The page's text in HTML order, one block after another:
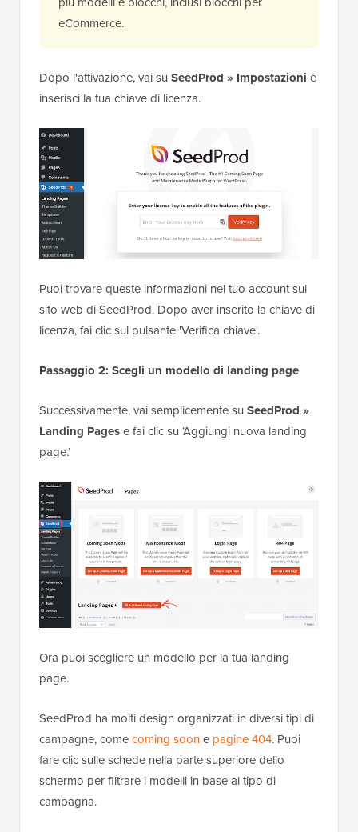
eCommerce.
Dopo l'attivazione, vai su SeedProd » Impostazioni e
inserisci la tua chiave di licenza.
Puoi trovare queste informazioni nel tuo account sul
sito web di SeedProd. Dopo aver inserito la chiave di
licenza, fai clic sul pulsante 'Verifica chiave'.
Passaggio 2: Scegli un modello di landing page
Successivamente, vai semplicemente su SeedProd »
Landing Pagese fai clic su ‘Aggiungi nuova landing
page.’
Ora puoi scegliere un modello per la tua landing
page.
SeedProd ha molti design organizzati in diversi tipi di
campagne, comecoming soone pagine 404. Puoi
fare clic sulle schede nella parte superiore dello
schermo per filtrare i modelli in base al tipo di
campagna.